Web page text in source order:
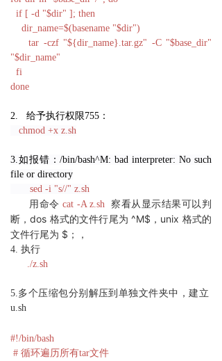
if [ -d "$dir" ]; then
dir_name=$(basename "$dir")
tar -czf "${dir_name}.tar.gz" -C "$base_dir"
"$dir_name"
fi
done
2.
给予执行权限755：
chmod +x z.sh
3.如报错：/bin/bash^M: bad interpreter: No such
file or directory
sed -i "s//" z.sh
用命令cat -A z.sh 察看从显示结果可以判
断，dos 格式的文件行尾为 ^M$，unix 格式的
文件行尾为 $；
，
4. 执行
./z.sh
5.多个压缩包分别解压到单独文件夹中，建立
u.sh
#!/bin/bash
# 循环遍历所有tar文件